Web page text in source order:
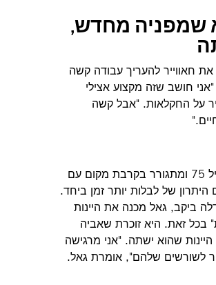
שמפניה מחדש,
חאווייר להעריך עבודה קשה
חושב שזה מקצוע אצילי
על החקלאות. "אבל קשה
אביו עדיין עובד בגיל 75 ומתגורר בקרבת מקום עם
של לבלות יותר זמן ביחד.
ביקב, גאל מכנה את היינות
זאת. היא זוכרת שאביה
שהוא ישתה. "אני מרגישה
לשורשים שלהם", אומרת גאל.